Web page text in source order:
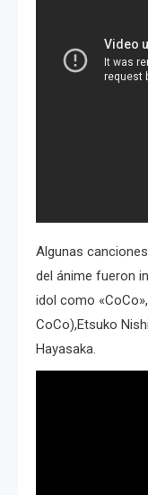
Algunas
del ánime fueron
idol como
CoCo),Etsuko
Hayasaka.